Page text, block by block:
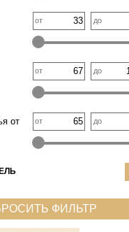
от до
от до
от
от до
ФИЛЬТР